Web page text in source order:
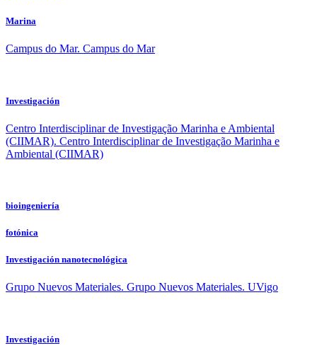
Marina
Campus do Mar. Campus do Mar
Investigación
Centro Interdisciplinar de Investigação Marinha e Ambiental
(CIIMAR). Centro Interdisciplinar de Investigação Marinha e
Ambiental (CIIMAR)
bioingeniería
fotónica
Investigación nanotecnológica
Grupo Nuevos Materiales. Grupo Nuevos Materiales. UVigo
Investigación